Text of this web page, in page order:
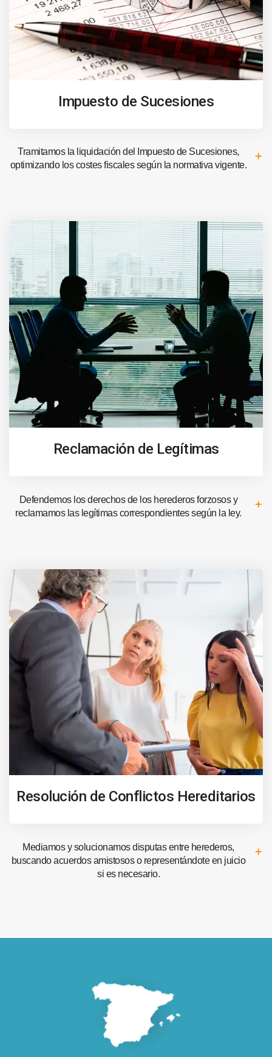
Impuesto de Sucesiones
Tramitamos la liquidación del Impuesto de Sucesiones,
optimizando los costes fiscales según la normativa vigente.
Reclamación de Legítimas
Defendemos los derechos de los herederos forzosos y
reclamamos las legítimas correspondientes según la ley.
Resolución de Conflictos Hereditarios
Mediamos y solucionamos disputas entre herederos,
buscando acuerdos amistosos o representándote en juicio
si es necesario.